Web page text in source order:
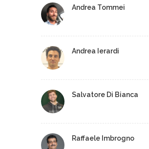
Andrea Tommei
Andrea Ierardi
Salvatore Di Bianca
Raffaele Imbrogno